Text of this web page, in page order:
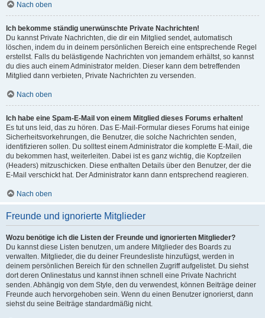
Nach oben
Ich bekomme ständig unerwünschte Private Nachrichten!
Du kannst Private Nachrichten, die dir ein Mitglied sendet, automatisch
löschen, indem du in deinem persönlichen Bereich eine entsprechende Regel
erstellst. Falls du belästigende Nachrichten von jemandem erhältst, so kannst
du dies auch einem Administrator melden. Dieser kann dem betreffenden
Mitglied dann verbieten, Private Nachrichten zu versenden.
Nach oben
Ich habe eine Spam-E-Mail von einem Mitglied dieses Forums erhalten!
Es tut uns leid, das zu hören. Das E-Mail-Formular dieses Forums hat einige
Sicherheitsvorkehrungen, die Benutzer, die solche Nachrichten senden,
identifizieren sollen. Du solltest einem Administrator die komplette E-Mail, die
du bekommen hast, weiterleiten. Dabei ist es ganz wichtig, die Kopfzeilen
(Headers) mitzuschicken. Diese enthalten Details über den Benutzer, der die
E-Mail verschickt hat. Der Administrator kann dann entsprechend reagieren.
Nach oben
Freunde und ignorierte Mitglieder
Wozu benötige ich die Listen der Freunde und ignorierten Mitglieder?
Du kannst diese Listen benutzen, um andere Mitglieder des Boards zu
verwalten. Mitglieder, die du deiner Freundesliste hinzufügst, werden in
deinem persönlichen Bereich für den schnellen Zugriff aufgelistet. Du siehst
dort deren Onlinestatus und kannst ihnen schnell eine Private Nachricht
senden. Abhängig von dem Style, den du verwendest, können Beiträge deiner
Freunde auch hervorgehoben sein. Wenn du einen Benutzer ignorierst, dann
siehst du seine Beiträge standardmäßig nicht.